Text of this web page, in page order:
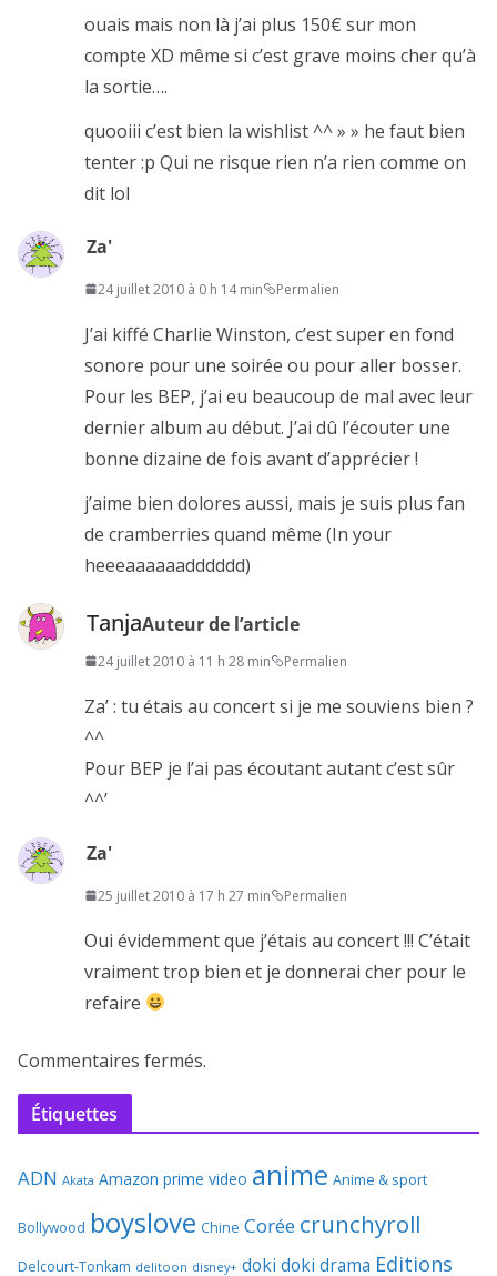
ouais mais non là j’ai plus 150€ sur mon
compte XD même si c’est grave moins cher qu’à
la sortie….
quooiii c’est bien la wishlist ^^ » » he faut bien
tenter :p Qui ne risque rien n’a rien comme on
dit lol
Za'
24 juillet 2010 à 0 h 14 min Permalien
J’ai kiffé Charlie Winston, c’est super en fond
sonore pour une soirée ou pour aller bosser.
Pour les BEP, j’ai eu beaucoup de mal avec leur
dernier album au début. J’ai dû l’écouter une
bonne dizaine de fois avant d’apprécier !
j’aime bien dolores aussi, mais je suis plus fan
de cramberries quand même (In your
heeeaaaaaadddddd)
TanjaAuteur de l’article
24 juillet 2010 à 11 h 28 min Permalien
Za’ : tu étais au concert si je me souviens bien ?
^^
Pour BEP je l’ai pas écoutant autant c’est sûr
^^’
Za'
25 juillet 2010 à 17 h 27 min Permalien
Oui évidemment que j’étais au concert !!! C’était
vraiment trop bien et je donnerai cher pour le
refaire
Commentaires fermés.
Étiquettes
ADN Akata Amazon prime video anime Anime & sport
Bollywood boyslove Chine Corée crunchyroll
Delcourt-Tonkam delitoon disney+ doki doki drama Editions